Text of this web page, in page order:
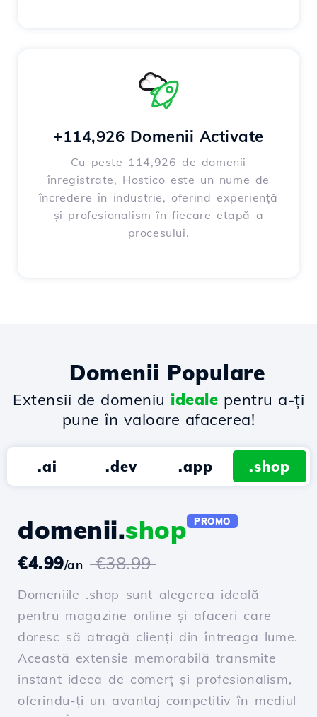
+114,926 Domenii Activate
Cu peste 114,926 de domenii
înregistrate, Hostico este un nume de
încredere în industrie, oferind experiență
și profesionalism în fiecare etapă a
procesului.
Domenii Populare
Extensii de domeniu ideale pentru a-ți
pune în valoare afacerea!
.ai .dev .app .shop
domenii.shop PROMO
€4.99/an €38.99
Domeniile .shop sunt alegerea ideală
pentru magazine online și afaceri care
doresc să atragă clienți din întreaga lume.
Această extensie memorabilă transmite
instant ideea de comerț și profesionalism,
oferindu-ți un avantaj competitiv în mediul